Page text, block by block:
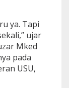
ya. Tapi
ujar
Mked
pada
USU,